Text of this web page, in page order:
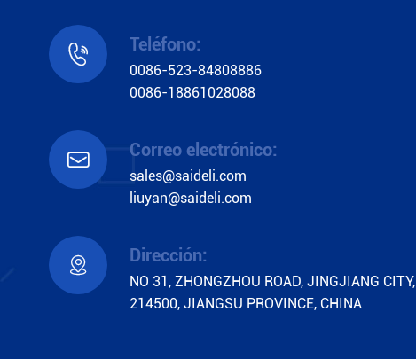
 Teléfono:
0086-523-84808886
0086-18861028088
 Correo electrónico:
sales@saideli.com
liuyan@saideli.com
 Dirección:
NO 31, ZHONGZHOU ROAD, JINGJIANG CITY,
214500, JIANGSU PROVINCE, CHINA